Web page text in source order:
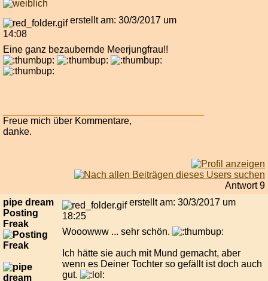
erstellt am: 30/3/2017 um
14:08
Eine ganz bezaubernde Meerjungfrau!!
Freue mich über Kommentare,
danke.
Antwort 9
pipe dream
Posting
Freak
erstellt am: 30/3/2017 um
18:25
Wooowww ... sehr schön.
Ich hätte sie auch mit Mund gemacht, aber
wenn es Deiner Tochter so gefällt ist doch auch
gut.